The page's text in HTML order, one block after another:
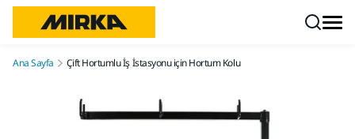
Ana Sayfa Çift Hortumlu İş İstasyonu için Hortum Kolu